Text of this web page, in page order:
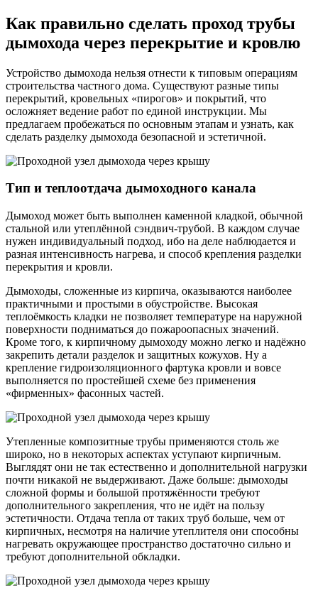
Как правильно сделать проход трубы
дымохода через перекрытие и кровлю
Устройство дымохода нельзя отнести к типовым операциям
строительства частного дома. Существуют разные типы
перекрытий, кровельных «пирогов» и покрытий, что
осложняет ведение работ по единой инструкции. Мы
предлагаем пробежаться по основным этапам и узнать, как
сделать разделку дымохода безопасной и эстетичной.
Тип и теплоотдача дымоходного канала
Дымоход может быть выполнен каменной кладкой, обычной
стальной или утеплённой сэндвич-трубой. В каждом случае
нужен индивидуальный подход, ибо на деле наблюдается и
разная интенсивность нагрева, и способ крепления разделки
перекрытия и кровли.
Дымоходы, сложенные из кирпича, оказываются наиболее
практичными и простыми в обустройстве. Высокая
теплоёмкость кладки не позволяет температуре на наружной
поверхности подниматься до пожароопасных значений.
Кроме того, к кирпичному дымоходу можно легко и надёжно
закрепить детали разделок и защитных кожухов. Ну а
крепление гидроизоляционного фартука кровли и вовсе
выполняется по простейшей схеме без применения
«фирменных» фасонных частей.
Утепленные композитные трубы применяются столь же
широко, но в некоторых аспектах уступают кирпичным.
Выглядят они не так естественно и дополнительной нагрузки
почти никакой не выдерживают. Даже больше: дымоходы
сложной формы и большой протяжённости требуют
дополнительного закрепления, что не идёт на пользу
эстетичности. Отдача тепла от таких труб больше, чем от
кирпичных, несмотря на наличие утеплителя они способны
нагревать окружающее пространство достаточно сильно и
требуют дополнительной обкладки.